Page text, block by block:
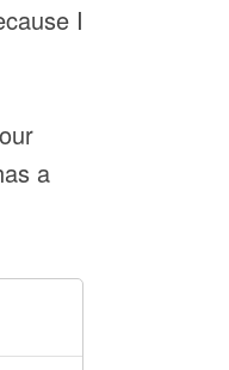
I
a